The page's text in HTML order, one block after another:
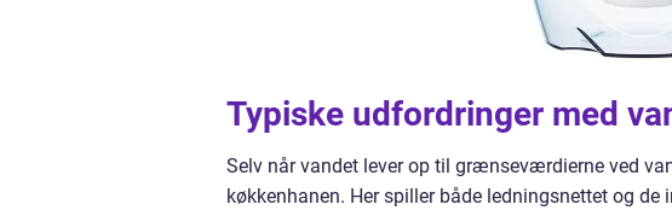
Typiske udfordringer med
Selv når vandet lever op til grænseværdierne ved
køkkenhanen. Her spiller både ledningsnettet og de